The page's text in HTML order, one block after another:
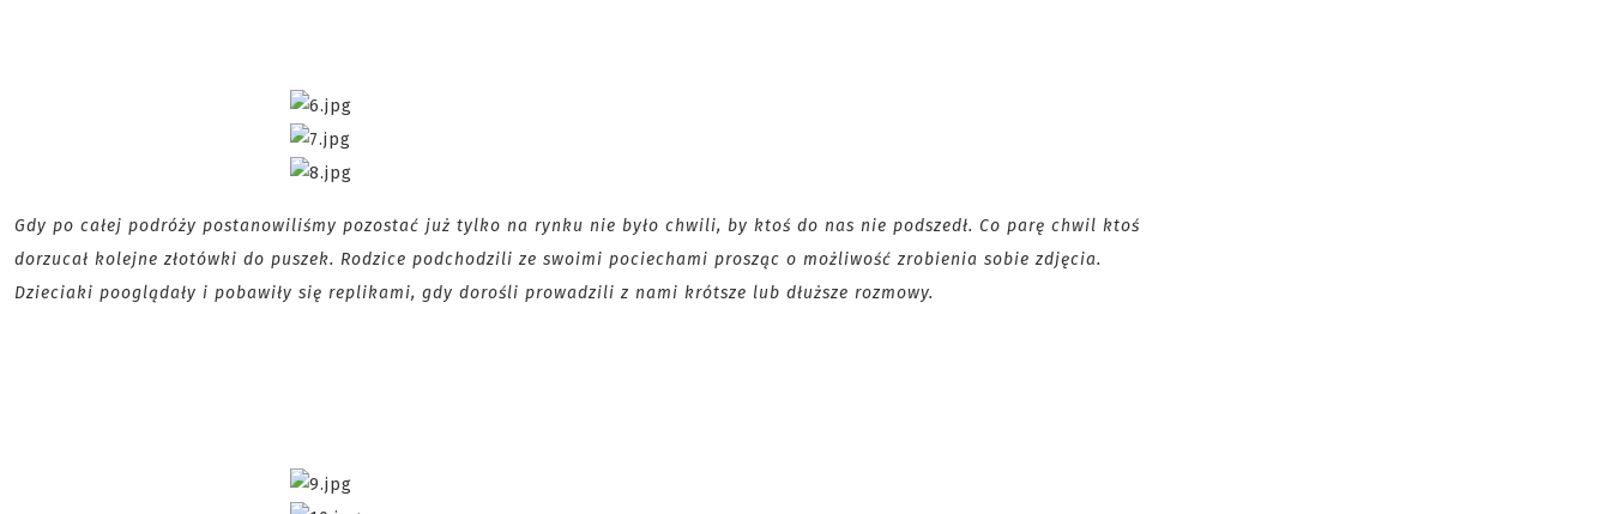
Gdy po całej podróży postanowiliśmy pozostać już tylko na rynku nie było chwili, by ktoś do nas nie podszedł. Co parę chwil ktoś
dorzucał kolejne złotówki do puszek. Rodzice podchodzili ze swoimi pociechami prosząc o możliwość zrobienia sobie zdjęcia.
Dzieciaki pooglądały i pobawiły się replikami, gdy dorośli prowadzili z nami krótsze lub dłuższe rozmowy.